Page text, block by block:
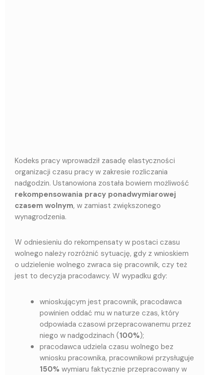
Kodeks pracy wprowadził zasadę elastyczności
organizacji czasu pracy w zakresie rozliczania
nadgodzin. Ustanowiona została bowiem możliwość
rekompensowania pracy ponadwymiarowej
czasem wolnym, w zamiast zwiększonego
wynagrodzenia.
W odniesieniu do rekompensaty w postaci czasu
wolnego należy rozróżnić sytuację, gdy z wnioskiem
o udzielenie wolnego zwraca się pracownik, czy też
jest to decyzja pracodawcy. W wypadku gdy:
wnioskującym jest pracownik, pracodawca
powinien oddać mu w naturze czas, który
odpowiada czasowi przepracowanemu przez
niego w nadgodzinach (100%);
pracodawca udziela czasu wolnego bez
wniosku pracownika, pracownikowi przysługuje
150% wymiaru faktycznie przepracowany w